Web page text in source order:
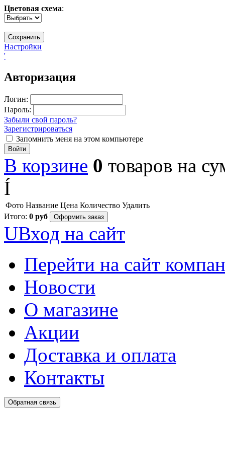
Цветовая схема:
Настройки
'
Авторизация
Логин:
Пароль:
Забыли свой пароль?
Зарегистрироваться
Запомнить меня на этом компьютере
Войти
В корзине 0 товаров на
Í
Фото Название Цена Количество Удалить
Итого: 0 руб Оформить заказ
UВход на сайт
Перейти на сайт
Новости
О магазине
Акции
Доставка и оплата
Контакты
Обратная связь